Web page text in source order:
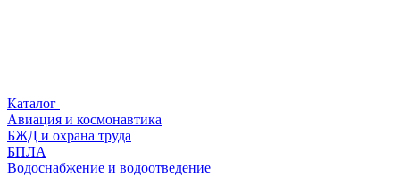
Каталог
Авиация и космонавтика
БЖД и охрана труда
БПЛА
Водоснабжение и водоотведение